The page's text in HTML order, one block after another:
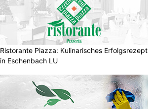
Ristorante Piazza: Kulinarisches Erfolgsrezept
in Eschenbach LU